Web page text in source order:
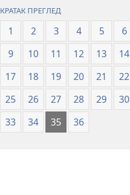
КРАТАК ПРЕГЛЕД
1 2 3 4 5 6
9
10 11 12 13 14
17
18 19 20 21 22
25
26 27 28 29 30
33
34 35 36